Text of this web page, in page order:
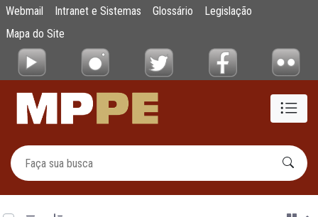
Pular para o Conteúdo principal
Documentos
Webmail Intranet e Sistemas Glossário
Legislação
Mapa do Site